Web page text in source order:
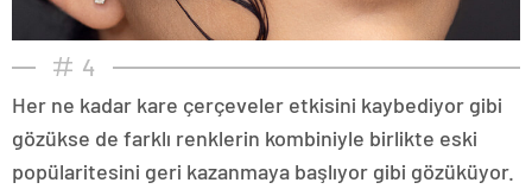
4
Her ne kadar kare çerçeveler etkisini kaybediyor gibi
gözükse de farklı renklerin kombiniyle birlikte eski
popülaritesini geri kazanmaya başlıyor gibi gözüküyor.